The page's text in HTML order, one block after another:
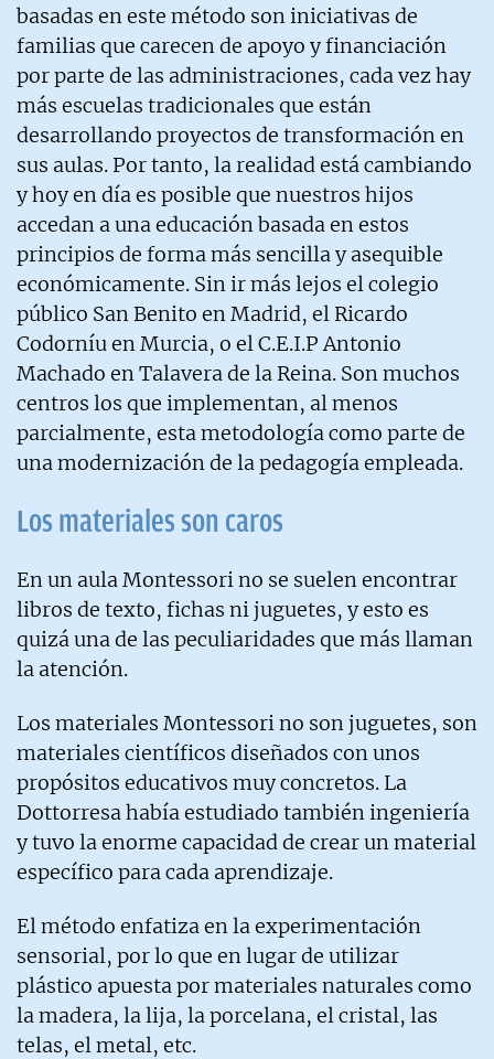
basadas en este método son iniciativas de
familias que carecen de apoyo y financiación
por parte de las administraciones, cada vez hay
más escuelas tradicionales que están
desarrollando proyectos de transformación en
sus aulas. Por tanto, la realidad está cambiando
y hoy en día es posible que nuestros hijos
accedan a una educación basada en estos
principios de forma más sencilla y asequible
económicamente. Sin ir más lejos el colegio
público San Benito en Madrid, el Ricardo
Codorníu en Murcia, o el C.E.I.P Antonio
Machado en Talavera de la Reina. Son muchos
centros los que implementan, al menos
parcialmente, esta metodología como parte de
una modernización de la pedagogía empleada.
Los materiales son caros
En un aula Montessori no se suelen encontrar
libros de texto, fichas ni juguetes, y esto es
quizá una de las peculiaridades que más llaman
la atención.
Los materiales Montessori no son juguetes, son
materiales científicos diseñados con unos
propósitos educativos muy concretos. La
Dottorresa había estudiado también ingeniería
y tuvo la enorme capacidad de crear un material
específico para cada aprendizaje.
El método enfatiza en la experimentación
sensorial, por lo que en lugar de utilizar
plástico apuesta por materiales naturales como
la madera, la lija, la porcelana, el cristal, las
telas, el metal, etc.